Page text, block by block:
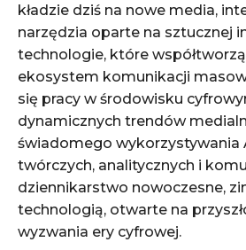
kładzie dziś na nowe media,
narzędzia oparte na sztucznej
technologie, które
ekosystem komunikacji
się pracy w środowisku
dynamicznych trendów
świadomego wykorzystywania
twórczych, analitycznych i
dziennikarstwo nowoczesne,
technologią, otwarte na
wyzwania ery cyfrowej.